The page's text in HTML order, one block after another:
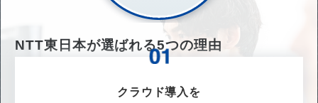
NTT東日本が選ばれる5つの理由
クラウド導入を